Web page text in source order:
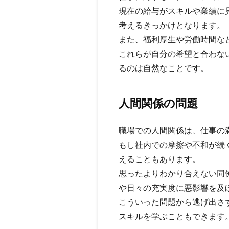
現在の給与がスキルや業績に
考えるきっかけとなります。
また、福利厚生や労働時間
これらが自分の希望と合わ
るのは自然なことです。
人間関係の問題
職場での人間関係は、仕事の
もし社内での摩擦や不和が
えることもあります。
思ったよりわかり合えない
や日々の充実度に悪影響を及
こういった問題から逃げ出
スキルを学ぶこともできます